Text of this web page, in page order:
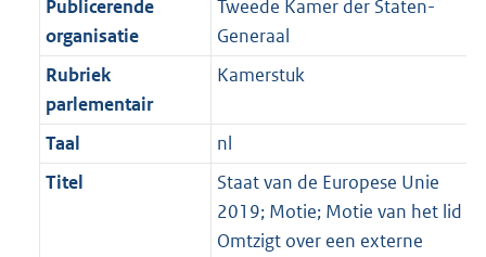
Publicerende
organisatie
Tweede Kamer der Staten-
Generaal
Rubriek
parlementair
Kamerstuk
Taal
nl
Titel
Staat van de Europese Unie
2019; Motie; Motie van het lid
Omtzigt over een externe